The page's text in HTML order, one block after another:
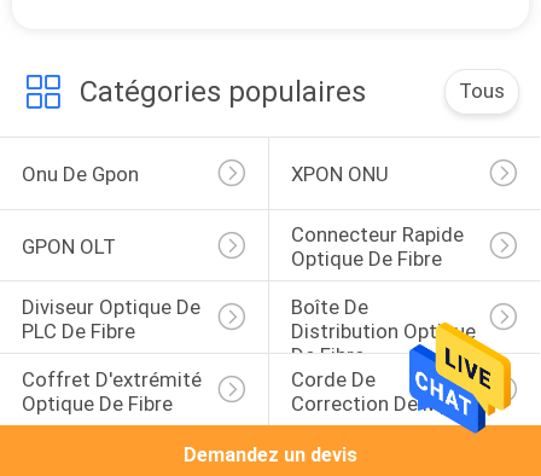
Catégories populaires Tous
Onu De Gpon XPON ONU
GPON OLT
Connecteur Rapide
Optique De Fibre
Diviseur Optique De
PLC De Fibre
Boîte De
Distribution Optique
De Fibre
Coffret D'extrémité
Optique De Fibre
Corde De
Correction De Mpo
Demandez un devis